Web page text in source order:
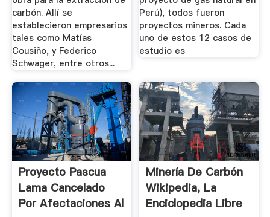
carbón. Allí se
establecieron empresarios
tales como Matías
Cousiño, y Federico
Schwager, entre otros...
Perú), todos fueron
proyectos mineros. Cada
uno de estos 12 casos de
estudio es
Proyecto Pascua
Lama Cancelado
Por Afectaciones Al
Minería De Carbón
Wikipedia, La
Enciclopedia Libre